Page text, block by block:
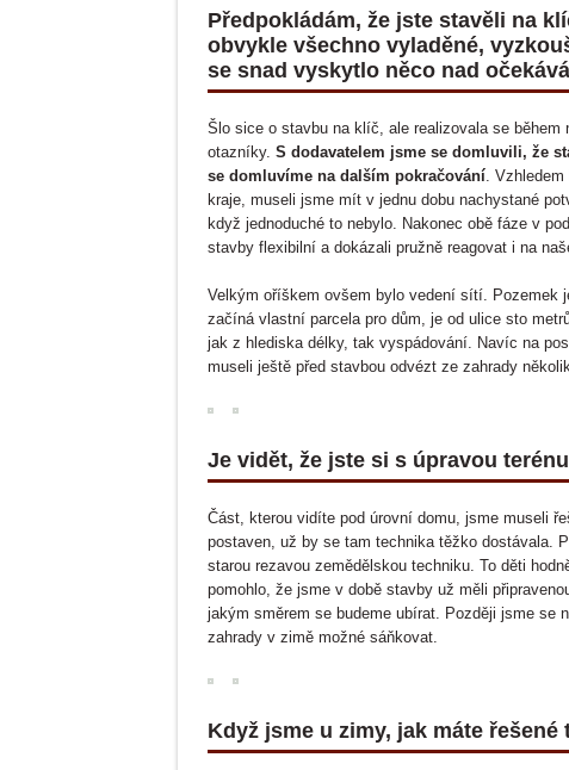
Předpokládám, že jste stavěli na
obvykle všechno vyladěné,
se snad vyskytlo něco nad
Šlo sice o stavbu na klíč, ale realizovala se
otazníky. S dodavatelem jsme se domluvili, že
se domluvíme na dalším pokračování.
kraje, museli jsme mít v jednu dobu nachystané
když jednoduché to nebylo. Nakonec obě fáze v
stavby flexibilní a dokázali pružně reagovat i na
Velkým oříškem ovšem bylo vedení sítí.
začíná vlastní parcela pro dům, je od ulice sto
jak z hlediska délky, tak vyspádování. Navíc na
museli ještě před stavbou odvézt ze zahrady
Je vidět, že jste si s úpravou
Část, kterou vidíte pod úrovní domu, jsme museli
postaven, už by se tam technika těžko dostávala.
starou rezavou zemědělskou techniku. To děti
pomohlo, že jsme v době stavby už měli
jakým směrem se budeme ubírat. Později jsme se
zahrady v zimě možné sáňkovat.
Když jsme u zimy, jak máte řešené